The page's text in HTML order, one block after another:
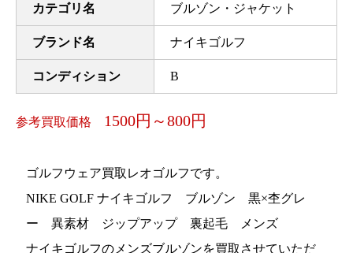
カテゴリ名 ブルゾン・ジャケット
ブランド名 ナイキゴルフ
コンディション B
参考買取価格 1500円～800円
ゴルフウェア買取レオゴルフです。
NIKE GOLF ナイキゴルフ ブルゾン 黒×杢グレ
ー 異素材 ジップアップ 裏起毛 メンズ
ナイキゴルフのメンズブルゾンを買取させていただ